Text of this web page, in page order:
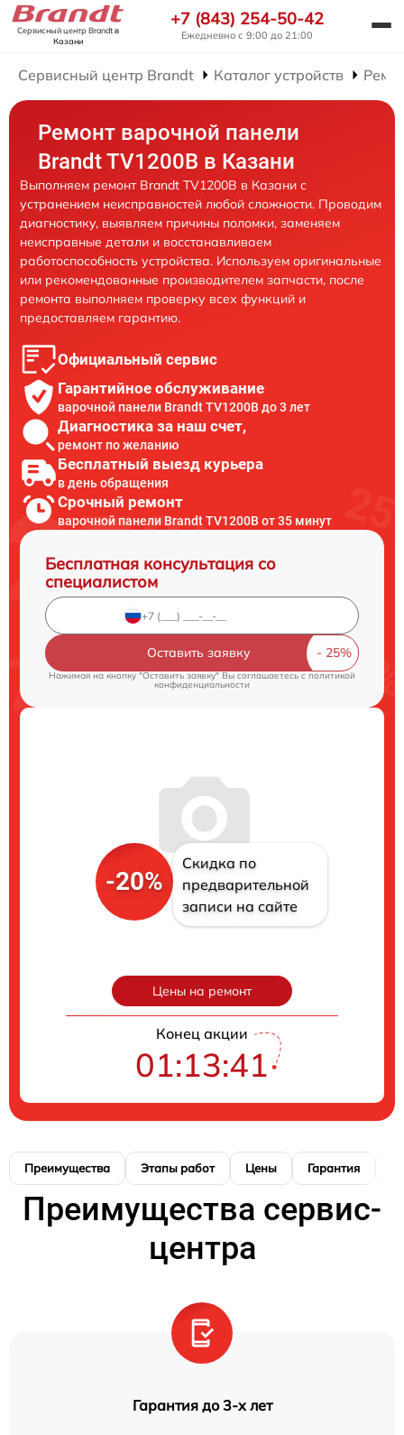
Сервисный центр Brandtв
Казани
+7 (843) 254-50-42
Ежедневно с 9:00 до 21:00
Сервисный центр Brandt Каталог устройств
Ремонт варочной панели
Brandt TV1200B в Казани
Выполняем ремонт Brandt TV1200B в Казани с
устранением неисправностей любой сложности. Проводим
диагностику, выявляем причины поломки, заменяем
неисправные детали и восстанавливаем
работоспособность устройства. Используем оригинальные
или рекомендованные производителем запчасти, после
ремонта выполняем проверку всех функций и
предоставляем гарантию.
Официальный сервис
Гарантийное обслуживание
варочной панели Brandt TV1200B до 3 лет
Диагностика за наш счет,
ремонт по желанию
Бесплатный выезд курьера
в день обращения
Срочный ремонт
варочной панели Brandt TV1200B от 35 минут
Бесплатная консультация со
специалистом
Оставить заявку
Нажимая на кнопку "Оставить заявку" Вы соглашаетесь c политикой
конфиденциальности
-20%
Скидка по
предварительной
записи на сайте
Цены на ремонт
Конец акции
01:13:40
Преимущества Этапы работ Цены Гарантия
Преимущества сервис-
центра
Гарантия до 3-х лет